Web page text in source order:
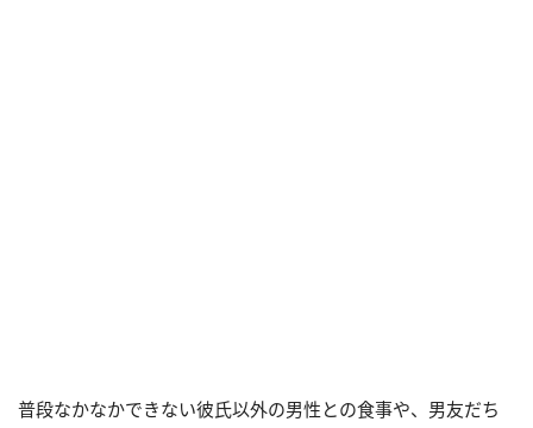
普段なかなかできない彼氏以外の男性との食事や、男友だち